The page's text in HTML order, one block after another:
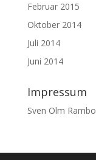
Februar 2015
Oktober 2014
Juli 2014
Juni 2014
Impressum
Sven Olm